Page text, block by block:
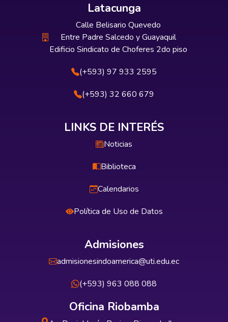
Latacunga
Calle Belisario Quevedo
Entre Padre Salcedo y Guayaquil
Edificio Sindicato de Choferes 2do piso
(+593) 97 933 2595
(+593) 32 660 679
LINKS DE INTERÉS
Noticias
Biblioteca
Calendarios
Política de Uso de Datos
Admisiones
admisionesindoamerica@uti.edu.ec
(+593) 963 088 088
Oficina Riobamba